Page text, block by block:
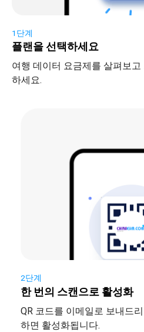
1단계
플랜을 선택하세요
여행 데이터 요금제를 살펴보
하세요.
2단계
한 번의 스캔으로 활성화
QR 코드를 이메일로 보내드
하면 활성화됩니다.